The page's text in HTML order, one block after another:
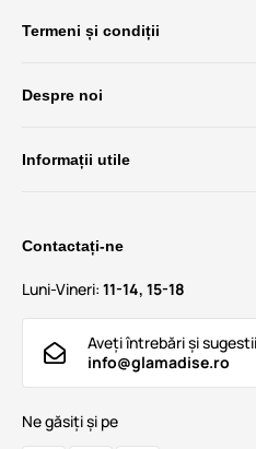
Termeni și condiții
Despre noi
Informații utile
Contactați-ne
Luni-Vineri: 11-14, 15-18
Aveți întrebări și
info@glamadise.ro
Ne găsiți și pe